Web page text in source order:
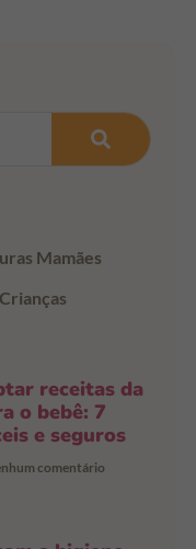
Mamães
receitas da
o bebê: 7
e seguros
comentário